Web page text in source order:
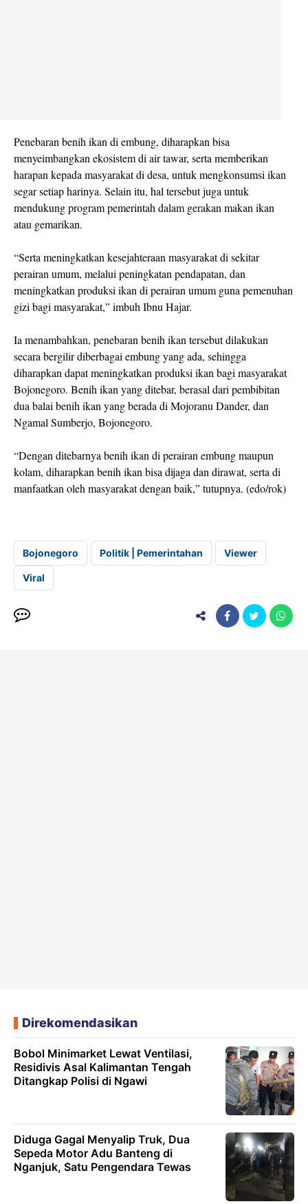
Penebaran benih ikan di embung, diharapkan bisa
menyeimbangkan ekosistem di air tawar, serta memberikan
harapan kepada masyarakat di desa, untuk mengkonsumsi ikan
segar setiap harinya. Selain itu, hal tersebut juga untuk
mendukung program pemerintah dalam gerakan makan ikan
atau gemarikan.
“Serta meningkatkan kesejahteraan masyarakat di sekitar
perairan umum, melalui peningkatan pendapatan, dan
meningkatkan produksi ikan di perairan umum guna pemenuhan
gizi bagi masyarakat,” imbuh Ibnu Hajar.
Ia menambahkan, penebaran benih ikan tersebut dilakukan
secara bergilir diberbagai embung yang ada, sehingga
diharapkan dapat meningkatkan produksi ikan bagi masyarakat
Bojonegoro. Benih ikan yang ditebar, berasal dari pembibitan
dua balai benih ikan yang berada di Mojoranu Dander, dan
Ngamal Sumberjo, Bojonegoro.
“Dengan ditebarnya benih ikan di perairan embung maupun
kolam, diharapkan benih ikan bisa dijaga dan dirawat, serta di
manfaatkan oleh masyarakat dengan baik,” tutupnya. (edo/rok)
Bojonegoro Politik | Pemerintahan Viewer
Viral
Direkomendasikan
Bobol Minimarket Lewat Ventilasi,
Residivis Asal Kalimantan Tengah
Ditangkap Polisi di Ngawi
Diduga Gagal Menyalip Truk, Dua
Sepeda Motor Adu Banteng di
Nganjuk, Satu Pengendara Tewas